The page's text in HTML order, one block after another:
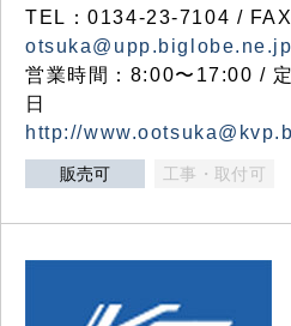
TEL：0134-23-7104 /
otsuka@upp.biglobe.ne.jp
営業時間：8:00〜17:00 /
日
http://
販売可 工事・取付可